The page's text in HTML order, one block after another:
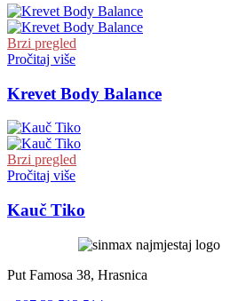
Brzi pregled
Pročitaj više
Krevet Body Balance
Brzi pregled
Pročitaj više
Kauč Tiko
Put Famosa 38, Hrasnica